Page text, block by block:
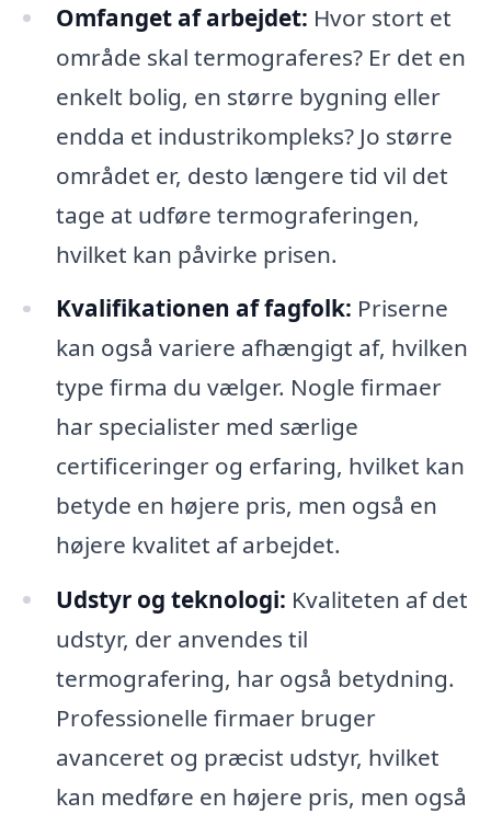
Omfanget af arbejdet: Hvor stort et
område skal termograferes? Er det en
enkelt bolig, en større bygning eller
endda et industrikompleks? Jo større
området er, desto længere tid vil det
tage at udføre termograferingen,
hvilket kan påvirke prisen.
Kvalifikationen af fagfolk: Priserne
kan også variere afhængigt af, hvilken
type firma du vælger. Nogle firmaer
har specialister med særlige
certificeringer og erfaring, hvilket kan
betyde en højere pris, men også en
højere kvalitet af arbejdet.
Udstyr og teknologi: Kvaliteten af det
udstyr, der anvendes til
termografering, har også betydning.
Professionelle firmaer bruger
avanceret og præcist udstyr, hvilket
kan medføre en højere pris, men også